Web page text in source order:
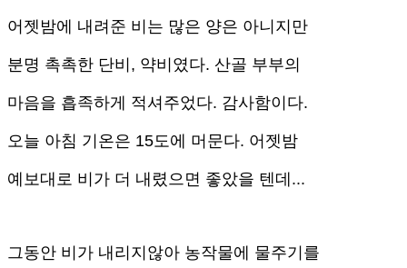
어젯밤에 내려준 비는 많은 양은 아니지만
분명 촉촉한 단비, 약비였다. 산골 부부의
마음을 흡족하게 적셔주었다. 감사함이다.
오늘 아침 기온은 15도에 머문다. 어젯밤
예보대로 비가 더 내렸으면 좋았을 텐데...
그동안 비가 내리지않아 농작물에 물주기를